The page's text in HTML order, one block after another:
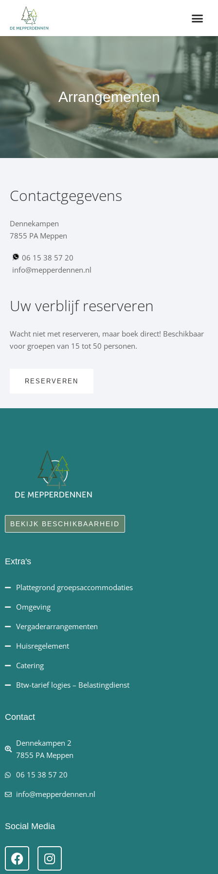
Arrangementen
Contactgegevens
Dennekampen
7855 PA Meppen
06 15 38 57 20
info@mepperdennen.nl
Uw verblijf reserveren
Wacht niet met reserveren, maar boek direct! Beschikbaar
voor groepen van 15 tot 50 personen.
RESERVEREN
BEKIJK BESCHIKBAARHEID
Extra's
Plattegrond groepsaccommodaties
Omgeving
Vergaderarrangementen
Huisregelement
Catering
Btw-tarief logies – Belastingdienst
Contact
Dennekampen 2
7855 PA Meppen
06 15 38 57 20
info@mepperdennen.nl
Social Media